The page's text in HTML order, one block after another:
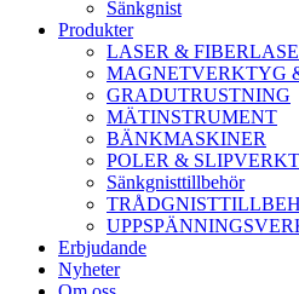
Sänkgnist
Produkter
LASER &
MAGNETVERKTYG
GRADUTRUSTNING
MÄTINSTRUMENT
BÄNKMASKINER
POLER &
Sänkgnisttillbehör
Erbjudande
Nyheter